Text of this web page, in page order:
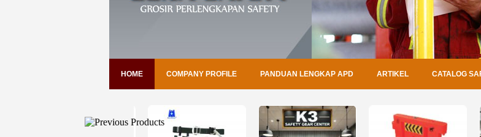
HOME COMPANY PROFILE PANDUAN LENGKAP APD ARTIKEL CATALOG